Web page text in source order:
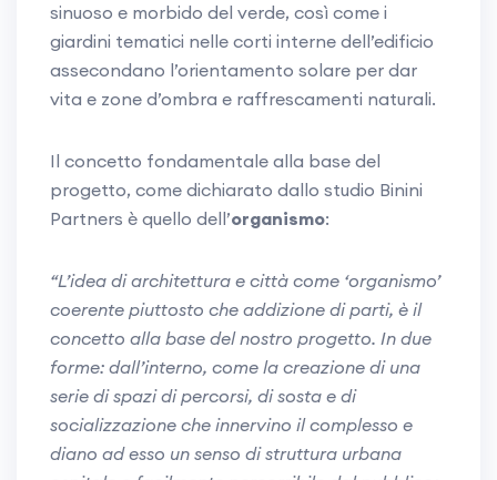
sinuoso e morbido del verde, così come i
giardini tematici nelle corti interne dell’edificio
assecondano l’orientamento solare per dar
vita e zone d’ombra e raffrescamenti naturali.
Il concetto fondamentale alla base del
progetto, come dichiarato dallo studio Binini
Partners è quello dell’organismo:
“L’idea di architettura e città come ‘organismo’
coerente piuttosto che addizione di parti, è il
concetto alla base del nostro progetto. In due
forme: dall’interno, come la creazione di una
serie di spazi di percorsi, di sosta e di
socializzazione che innervino il complesso e
diano ad esso un senso di struttura urbana